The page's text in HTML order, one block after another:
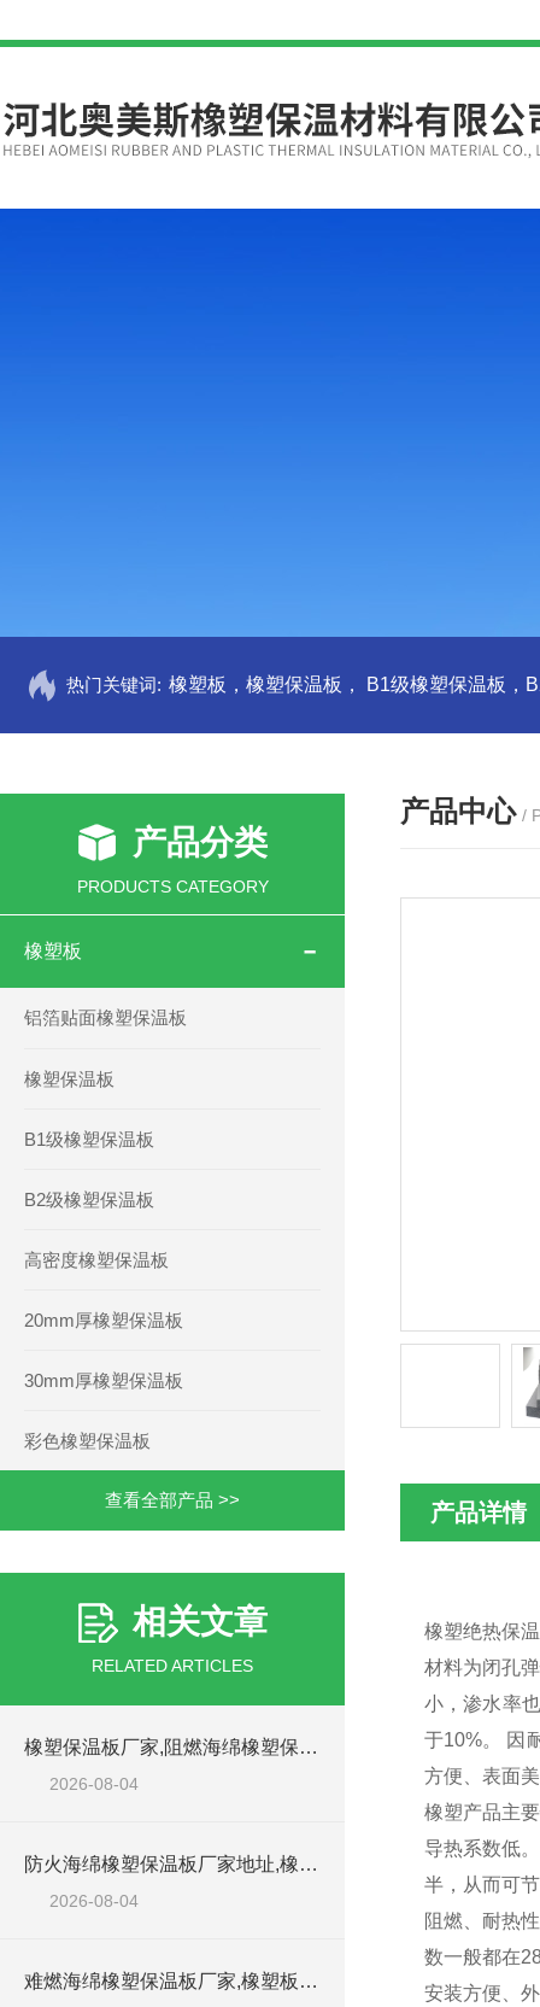
热门关键词:
产品分类
PRODUCTS CATEGORY
橡塑板
铝箔贴面橡塑保温板
橡塑保温板
B1级橡塑保温板
B2级橡塑保温板
高密度橡塑保温板
20mm厚橡塑保温板
30mm厚橡塑保温板
彩色橡塑保温板
查看全部产品 >>
相关文章
RELATED ARTICLES
橡塑保温板厂家,阻燃海绵橡塑保温板厂家出售
2026-08-04
防火海绵橡塑保温板厂家地址,橡塑批发商
2026-08-04
难燃海绵橡塑保温板厂家,橡塑板阻燃保温棉
产品中心 /
产品详情
橡塑绝热保
材料为闭孔
小，渗水率
于10%。 因
方便、表面
橡塑产品主
导热系数低
半，从而可
阻燃、耐热
数一般都在
安装方便、